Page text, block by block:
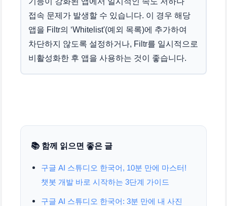
접속 문제가 발생할 수 있습니다. 이 경우 해당
앱을 Filtr의 ‘Whitelist'(예외 목록)에 추가하여
차단하지 않도록 설정하거나, Filtr를 일시적으로
비활성화한 후 앱을 사용하는 것이 좋습니다.
📚 함께 읽으면 좋은 글
구글 AI 스튜디오 한국어, 10분 만에 마스터!
챗봇 개발 바로 시작하는 3단계 가이드
구글 AI 스튜디오 한국어: 3분 만에 내 사진